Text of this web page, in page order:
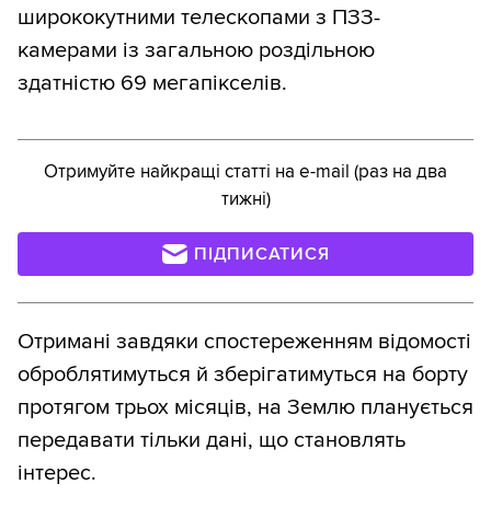
ширококутними телескопами з ПЗЗ-
камерами із загальною роздільною
здатністю 69 мегапікселів.
Отримуйте найкращі статті на e-mail (раз на два
тижні)
ПІДПИСАТИСЯ
Отримані завдяки спостереженням відомості
оброблятимуться й зберігатимуться на борту
протягом трьох місяців, на Землю планується
передавати тільки дані, що становлять
інтерес.